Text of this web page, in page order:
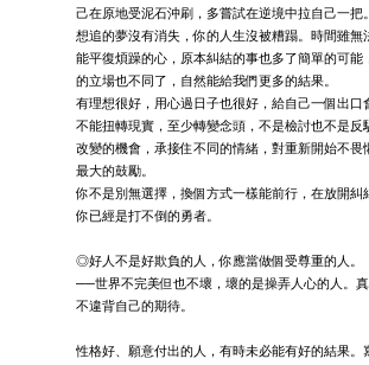
己在原地受泥石沖刷，多嘗試在逆境中拉自己一把。
想追的夢沒有消失，你的人生沒被糟蹋。時間雖無
能平復煩躁的心，原本糾結的事也多了簡單的可能
的立場也不同了，自然能給我們更多的結果。
有理想很好，用心過日子也很好，給自己一個出口
不能扭轉現實，至少轉變念頭，不是檢討也不是反
改變的機會，承接住不同的情緒，對重新開始不畏
最大的鼓勵。
你不是別無選擇，換個方式一樣能前行，在放開糾
你已經是打不倒的勇者。
◎好人不是好欺負的人，你應當做個受尊重的人。
──世界不完美但也不壞，壞的是操弄人心的人。
不違背自己的期待。
性格好、願意付出的人，有時未必能有好的結果。